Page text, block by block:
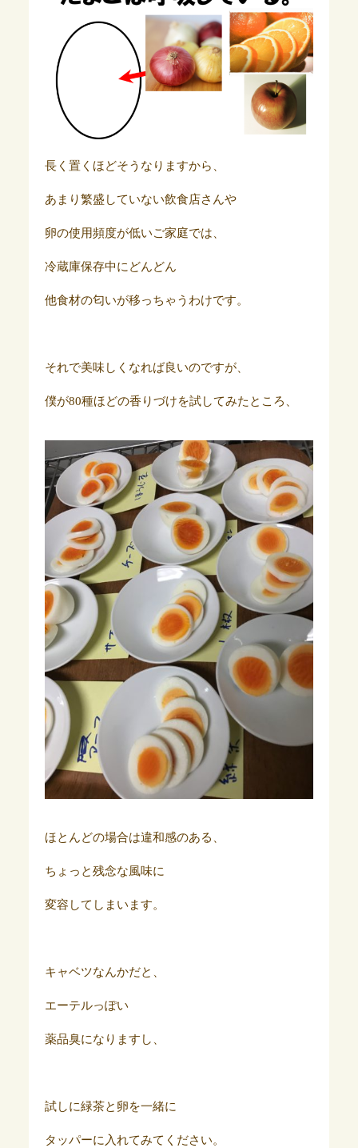
長く置くほどそうなりますから、
あまり繁盛していない飲食店さんや
卵の使用頻度が低いご家庭では、
冷蔵庫保存中にどんどん
他食材の匂いが移っちゃうわけです。
それで美味しくなれば良いのですが、
僕が80種ほどの香りづけを試してみたところ、
ほとんどの場合は違和感のある、
ちょっと残念な風味に
変容してしまいます。
キャベツなんかだと、
エーテルっぽい
薬品臭になりますし、
試しに緑茶と卵を一緒に
タッパーに入れてみてください。